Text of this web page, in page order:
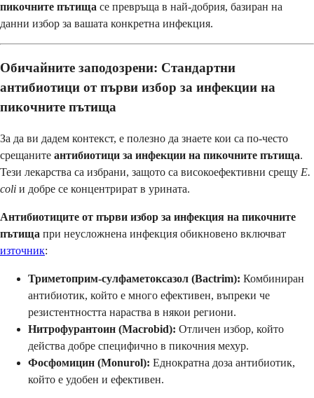
пикочните пътища се превръща в най-добрия, базиран на
данни избор за вашата конкретна инфекция.
Обичайните заподозрени: Стандартни
антибиотици от първи избор за инфекции на
пикочните пътища
За да ви дадем контекст, е полезно да знаете кои са по-често
срещаните антибиотици за инфекции на пикочните пътища.
Тези лекарства са избрани, защото са високоефективни срещу E.
coli и добре се концентрират в урината.
Антибиотиците от първи избор за инфекция на пикочните
пътища при неусложнена инфекция обикновено включват
източник:
Триметоприм-сулфаметоксазол (Bactrim): Комбиниран
антибиотик, който е много ефективен, въпреки че
резистентността нараства в някои региони.
Нитрофурантоин (Macrobid): Отличен избор, който
действа добре специфично в пикочния мехур.
Фосфомицин (Monurol): Еднократна доза антибиотик,
който е удобен и ефективен.